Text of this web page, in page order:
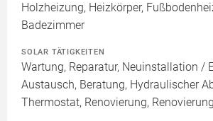
Holzheizung, Heizkörper,
Badezimmer
SOLAR TÄTIGKEITEN
Wartung, Reparatur, Neuinstallation /
Austausch, Beratung, Hydraulischer
Thermostat, Renovierung,